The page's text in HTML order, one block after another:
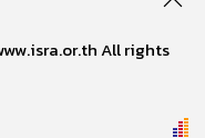
All rights